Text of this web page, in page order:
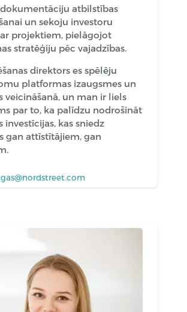
atbilstības
un sekoju investoru
projektiem, pielāgojot
stratēģiju pēc vajadzības.
direktors es spēlēju
platformas izaugsmes un
veicināšanā, un man ir liels
par to, ka palīdzu nodrošināt
investīcijas, kas sniedz
gan attīstītājiem, gan